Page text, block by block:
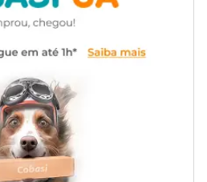
com 80g
Gatos
Sabonete é indicado?
da sarna sarcóptica, sarna
frangos, perus e pássaros), sarna
os cavalos, bovinos e
sarna corióptica, sarna
(sarna de ouvido).
todas as versões do